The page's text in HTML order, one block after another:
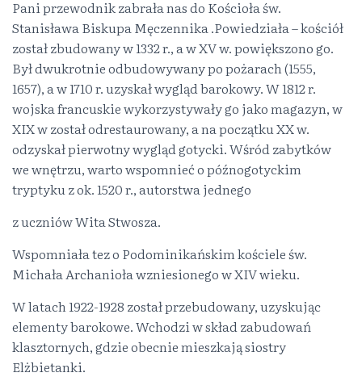
Pani przewodnik zabrała nas do Kościoła św.
Stanisława Biskupa Męczennika .Powiedziała – kościół
został zbudowany w 1332 r., a w XV w. powiększono go.
Był dwukrotnie odbudowywany po pożarach (1555,
1657), a w 1710 r. uzyskał wygląd barokowy. W 1812 r.
wojska francuskie wykorzystywały go jako magazyn, w
XIX w został odrestaurowany, a na początku XX w.
odzyskał pierwotny wygląd gotycki. Wśród zabytków
we wnętrzu, warto wspomnieć o późnogotyckim
tryptyku z ok. 1520 r., autorstwa jednego
z uczniów Wita Stwosza.
Wspomniała tez o Podominikańskim kościele św.
Michała Archanioła wzniesionego w XIV wieku.
W latach 1922-1928 został przebudowany, uzyskując
elementy barokowe. Wchodzi w skład zabudowań
klasztornych, gdzie obecnie mieszkają siostry
Elżbietanki.